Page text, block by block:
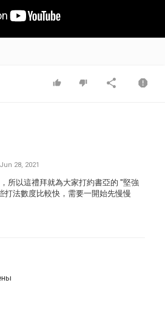
Jun 28, 2021
所以這禮拜就為大家打約書亞的 "堅強
打法數度比較快，需要一開始先慢慢